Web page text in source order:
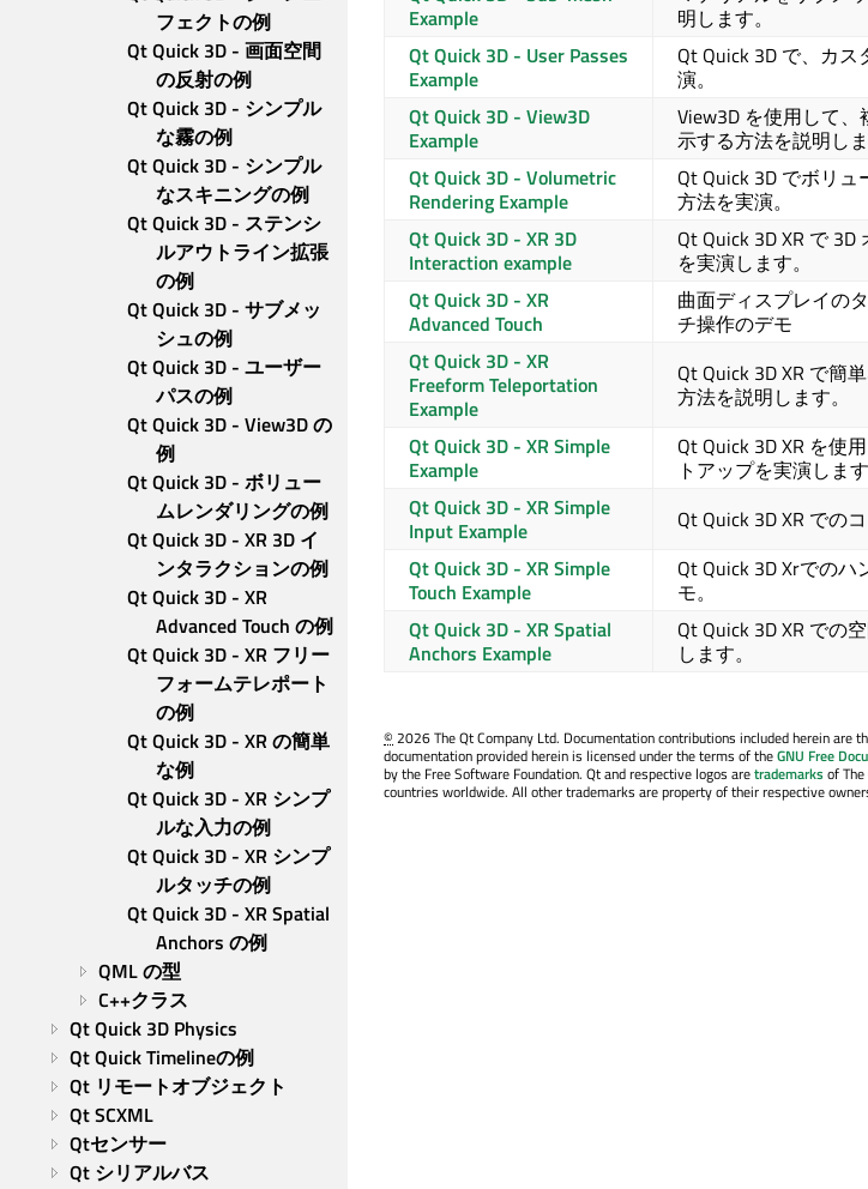
フェクトの例
Qt Quick 3D - 画面空間
の反射の例
Qt Quick 3D - シンプル
な霧の例
Qt Quick 3D - シンプル
なスキニングの例
Qt Quick 3D - ステンシ
ルアウトライン拡張
の例
Qt Quick 3D - サブメッ
シュの例
Qt Quick 3D - ユーザー
パスの例
Qt Quick 3D - View3D の
例
Qt Quick 3D - ボリュー
ムレンダリングの例
Qt Quick 3D - XR 3D イ
ンタラクションの例
Qt Quick 3D - XR
Advanced Touch の例
Qt Quick 3D - XR フリー
フォームテレポート
の例
Qt Quick 3D - XR の簡単
な例
Qt Quick 3D - XR シンプ
ルな入力の例
Qt Quick 3D - XR シンプ
ルタッチの例
Qt Quick 3D - XR Spatial
Anchors の例
QML の型
C++クラス
Qt Quick 3D Physics
Qt Quick Timelineの例
Qt リモートオブジェクト
Qt SCXML
Qtセンサー
Qt シリアルバス
Example
明します。
Qt Quick 3D - User Passes
Example
Qt Quick 3D で、カス
演。
Qt Quick 3D - View3D
Example
View3D を使用して
示する方法を説明しま
Qt Quick 3D - Volumetric
Rendering Example
Qt Quick 3D でボリュ
方法を実演。
Qt Quick 3D - XR 3D
Interaction example
Qt Quick 3DXR で 3D
を実演します。
Qt Quick 3D - XR
Advanced Touch
曲面ディスプレイの
チ操作のデモ
Qt Quick 3D - XR
Freeform Teleportation
Example
Qt Quick 3DXR で簡
方法を説明します。
Qt Quick 3D - XR Simple
Example
Qt Quick 3DXR を使
トアップを実演します
Qt Quick 3D - XR Simple
Input Example
Qt Quick 3DXR での
Qt Quick 3D - XR Simple
Touch Example
Qt Quick 3DXrでのハ
モ。
Qt Quick 3D - XR Spatial
Anchors Example
Qt Quick 3DXR での
します。
©2026 The Qt Company Ltd. Documentation contributions included herein are
documentation provided herein is licensed under the terms of theGNU Free
by the Free Software Foundation. Qt and respective logos aretrademarksof
countries worldwide. All other trademarks are property of their respective